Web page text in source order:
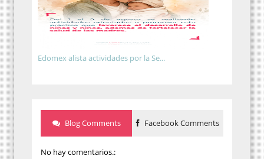
Edomex alista actividades por la Se...
Blog Comments Facebook Comments
No hay comentarios.: